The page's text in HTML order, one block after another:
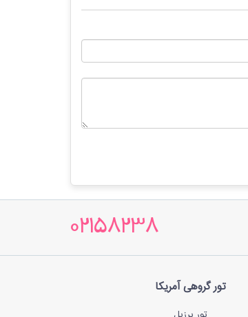
02158238
تور گروهی آمریکا